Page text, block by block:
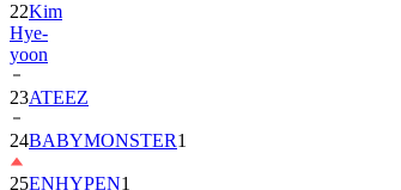
22Kim
Hye-
yoon
23ATEEZ
24BABYMONSTER1
25ENHYPEN1